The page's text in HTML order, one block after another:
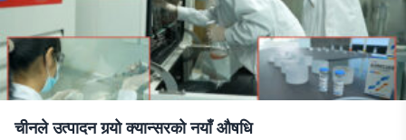
चीनले उत्पादन गर्‍यो क्यान्सरको नयाँ औषधि